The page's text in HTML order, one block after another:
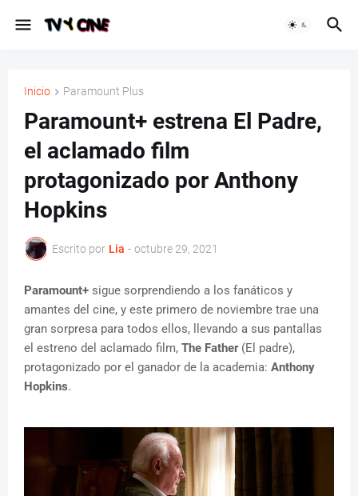
Inicio Paramount Plus
Paramount+ estrena El Padre,
el aclamado film
protagonizado por Anthony
Hopkins
Escrito por Lia - octubre 29, 2021
Paramount+ sigue sorprendiendo a los fanáticos y
amantes del cine, y este primero de noviembre trae una
gran sorpresa para todos ellos, llevando a sus pantallas
el estreno del aclamado film, The Father(El padre),
protagonizado por el ganador de la academia: Anthony
Hopkins.